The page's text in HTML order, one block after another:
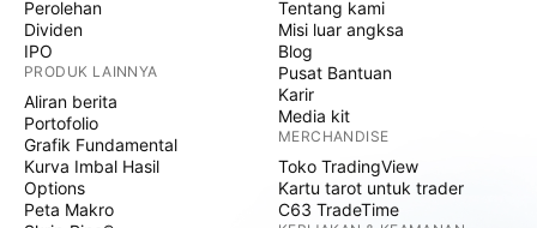
Perolehan
Dividen
IPO
PRODUK LAINNYA
Aliran berita
Portofolio
Grafik Fundamental
Kurva Imbal Hasil
Options
Peta Makro
Tentang kami
Misi luar angksa
Blog
Pusat Bantuan
Karir
Media kit
MERCHANDISE
Toko TradingView
Kartu tarot untuk trader
C63 TradeTime